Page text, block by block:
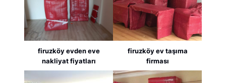
firuzköy evden eve
nakliyat fiyatları
firuzköy ev taşıma
firması